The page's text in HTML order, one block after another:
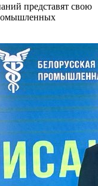
представят свою